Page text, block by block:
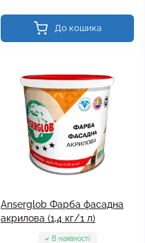
До кошика
Anserglob Фарба фасадна
акрилова (1,4 кг/1 л)
В наявності